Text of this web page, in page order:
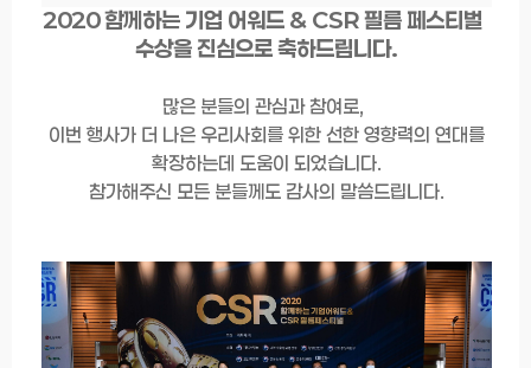
2020 함께하는 기업 어워드 & CSR 필름 페스티벌
수상을 진심으로 축하드립니다.
많은 분들의 관심과 참여로,
이번 행사가 더 나은 우리사회를 위한 선한 영향력의 연대를
확장하는데 도움이 되었습니다.
참가해주신 모든 분들께도 감사의 말씀드립니다.